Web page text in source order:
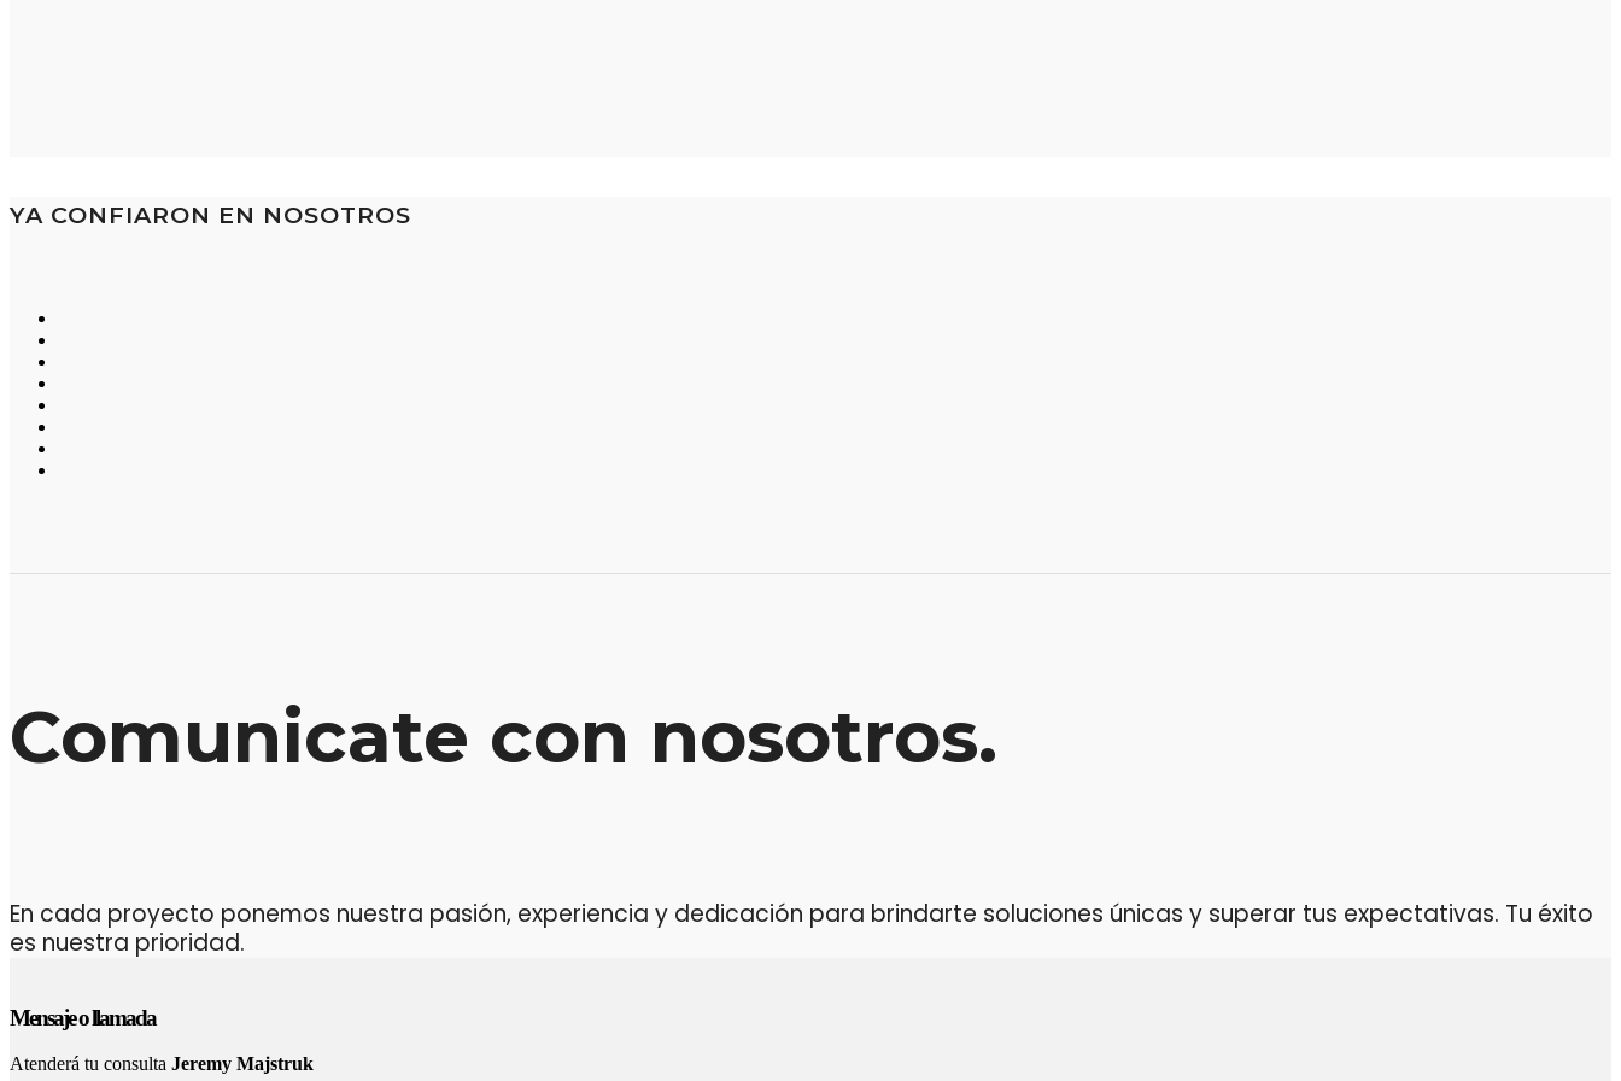
YA CONFIARON EN NOSOTROS
Comunicate con nosotros.
En cada proyecto ponemos nuestra pasión, experiencia y dedicación para brindarte soluciones únicas y superar tus expectativas. Tu éxito
es nuestra prioridad.
Mensaje o llamada
Atenderá tu consulta Jeremy Majstruk